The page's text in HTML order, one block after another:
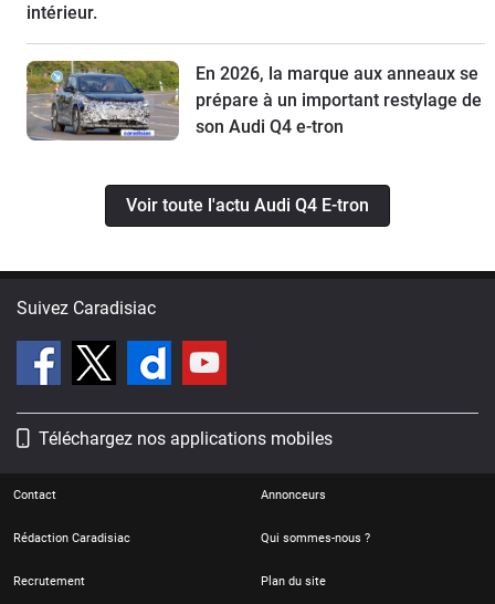
intérieur.
En 2026, la marque aux anneaux se
prépare à un important restylage de
son Audi Q4 e-tron
Voir toute l'actu Audi Q4 E-tron
Suivez Caradisiac
Téléchargez nos applications mobiles
Contact Annonceurs
Rédaction Caradisiac Qui sommes-nous ?
Recrutement Plan du site